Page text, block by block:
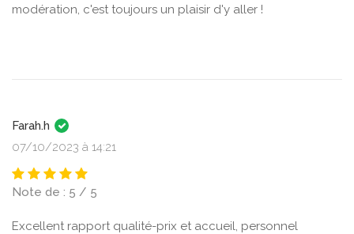
modération, c'est toujours un plaisir d'y aller !
Farah.h
07/10/2023 à 14:21
Note de : 5 / 5
Excellent rapport qualité-prix et accueil, personnel